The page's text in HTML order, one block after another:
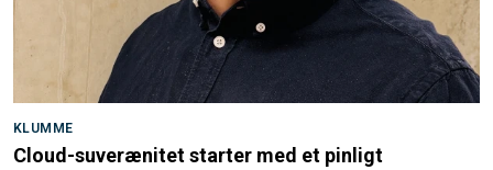
KLUMME
Cloud-suverænitet starter med et pinligt